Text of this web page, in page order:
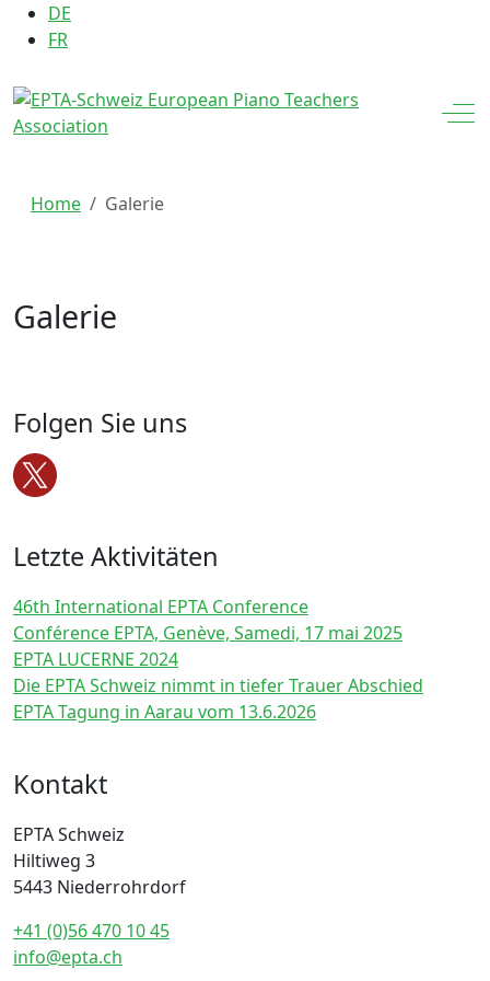
Sprache auswählen
DE
FR
Home Galerie
Galerie
Folgen Sie uns
Letzte Aktivitäten
46th International EPTA Conference
Conférence EPTA, Genève, Samedi, 17 mai 2025
EPTA LUCERNE 2024
Die EPTA Schweiz nimmt in tiefer Trauer Abschied
EPTA Tagung in Aarau vom 13.6.2026
Kontakt
EPTA Schweiz
Hiltiweg 3
5443 Niederrohrdorf
+41 (0)56 470 10 45
info@epta.ch